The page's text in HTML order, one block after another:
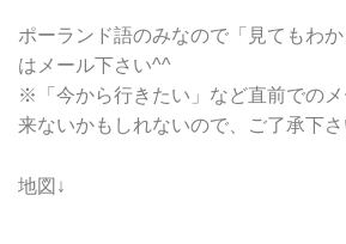
ポーランド語のみなので「見てもわ
はメール下さい^^
※「今から行きたい」など直前での
来ないかもしれないので、ご了承下さ
地図↓